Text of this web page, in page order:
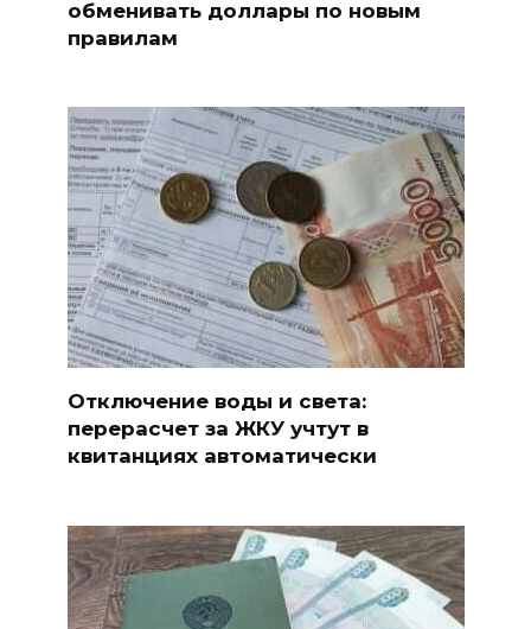
обменивать доллары по новым
правилам
Отключение воды и света:
перерасчет за ЖКУ учтут в
квитанциях автоматически